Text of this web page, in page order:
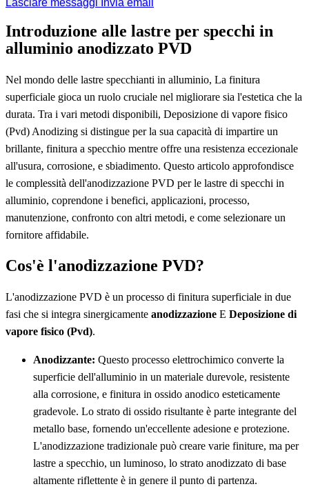
Lasciare messaggi Invia email
Introduzione alle lastre per specchi in
alluminio anodizzato PVD
Nel mondo delle lastre specchianti in alluminio, La finitura
superficiale gioca un ruolo cruciale nel migliorare sia l'estetica che la
durata. Tra i vari metodi disponibili, Deposizione di vapore fisico
(Pvd) Anodizing si distingue per la sua capacità di impartire un
brillante, finitura a specchio mentre offre una resistenza eccezionale
all'usura, corrosione, e sbiadimento. Questo articolo approfondisce
le complessità dell'anodizzazione PVD per le lastre di specchi in
alluminio, coprendone i benefici, applicazioni, processo,
manutenzione, confronto con altri metodi, e come selezionare un
fornitore affidabile.
Cos'è l'anodizzazione PVD?
L'anodizzazione PVD è un processo di finitura superficiale in due
fasi che si integra sinergicamente anodizzazione E Deposizione di
vapore fisico (Pvd).
Anodizzante: Questo processo elettrochimico converte la
superficie dell'alluminio in un materiale durevole, resistente
alla corrosione, e finitura in ossido anodico esteticamente
gradevole. Lo strato di ossido risultante è parte integrante del
metallo base, fornendo un'eccellente adesione e protezione.
L'anodizzazione tradizionale può creare varie finiture, ma per
lastre a specchio, un luminoso, lo strato anodizzato di base
altamente riflettente è in genere il punto di partenza.